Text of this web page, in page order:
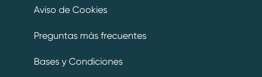
Accesibilidad
Aviso de Cookies
Preguntas más frecuentes